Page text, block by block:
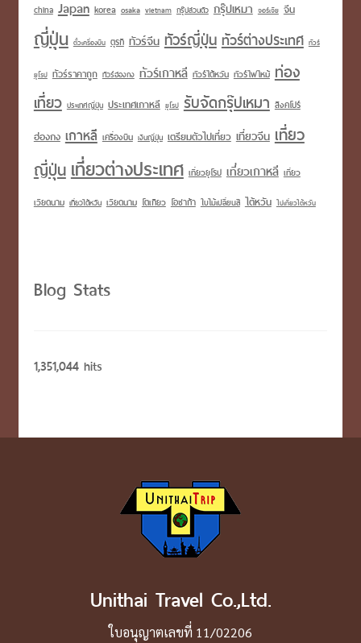
china Japan korea osaka vietnam กรุ๊ปส่วนตัว กรุ๊ปเหมา จอร์เจีย จีน
ญี่ปุ่น ตั๋วเครื่องบิน ตุรกี ทัวร์จีน ทัวร์ญี่ปุ่น ทัวร์ต่างประเทศ ทัวร์
ยุโรป ทัวร์ราคาถูก ทัวร์ฮ่องกง ทัวร์เกาหลี ทัวร์ไต้หวัน ทัวร์ไฟไหม้ ท่อง
เที่ยว ประเทศญี่ปุ่น ประเทศเกาหลี ยุโรป รับจัดกรุ๊ปเหมา สิงคโปร์
ฮ่องกง เกาหลี เครื่องบิน เงินญี่ปุ่น เตรียมตัวไปเที่ยว เที่ยวจีน เที่ยว
ญี่ปุ่นเที่ยวต่างประเทศ เที่ยวยุโรป เที่ยวเกาหลี เที่ยว
เวียดนาม เที่ยวไต้หวัน เวียดนาม โตเกียว โอซาก้า ใบไม้เปลี่ยนสี ไต้หวัน ไปเที่ยวไต้หวัน
Blog Stats
1,351,044 hits
Unithai Travel Co.,Ltd.
ใบอนุญาตเลขที่ 11/02206